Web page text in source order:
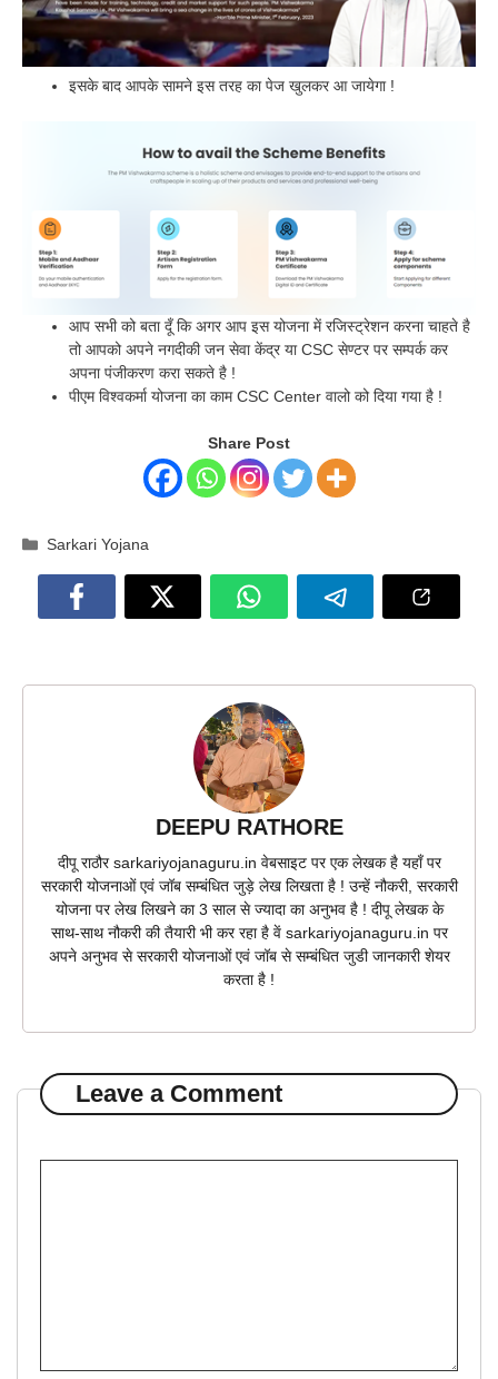
इसके बाद आपके सामने इस तरह का पेज खुलकर आ जायेगा !
आप सभी को बता दूँ कि अगर आप इस योजना में रजिस्ट्रेशन करना चाहते है
तो आपको अपने नगदीकी जन सेवा केंद्र या CSC सेण्टर पर सम्पर्क कर
अपना पंजीकरण करा सकते है !
पीएम विश्वकर्मा योजना का काम CSC Center वालो को दिया गया है !
Share Post
Categories
Sarkari Yojana
DEEPU RATHORE
दीपू राठौर sarkariyojanaguru.in वेबसाइट पर एक लेखक है यहाँ पर
सरकारी योजनाओं एवं जॉब सम्बंधित जुड़े लेख लिखता है ! उन्हें नौकरी, सरकारी
योजना पर लेख लिखने का 3 साल से ज्यादा का अनुभव है ! दीपू लेखक के
साथ-साथ नौकरी की तैयारी भी कर रहा है वें sarkariyojanaguru.in पर
अपने अनुभव से सरकारी योजनाओं एवं जॉब से सम्बंधित जुडी जानकारी शेयर
करता है !
Leave a Comment